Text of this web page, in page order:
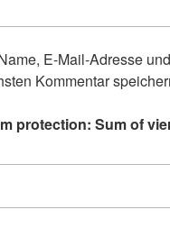
E-Mail-Adresse
Kommentar
protection: Sum of